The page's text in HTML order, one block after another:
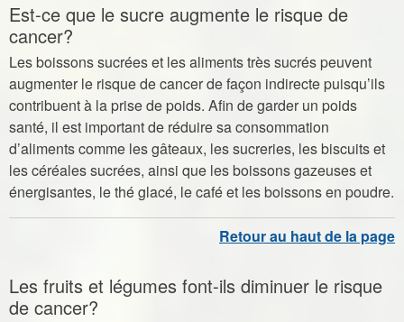
Est-ce que le sucre augmente le risque de
cancer?
Les boissons sucrées et les aliments très sucrés peuvent
augmenter le risque de cancer de façon indirecte puisqu’ils
contribuent à la prise de poids. Afin de garder un poids
santé, il est important de réduire sa consommation
d’aliments comme les gâteaux, les sucreries, les biscuits et
les céréales sucrées, ainsi que les boissons gazeuses et
énergisantes, le thé glacé, le café et les boissons en poudre.
Les fruits et légumes font-ils diminuer le risque
de cancer?